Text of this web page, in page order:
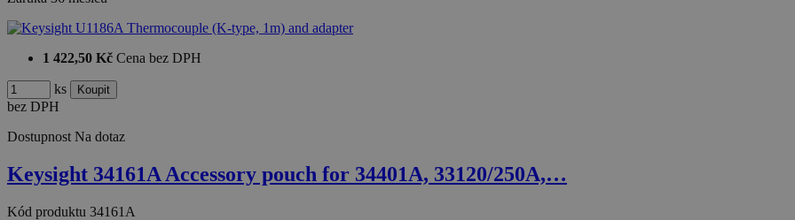
1 422,50 Kč Cena bez DPH
ks
bez DPH
Dostupnost Na dotaz
Keysight 34161A Accessory pouch for 34401A, 33120/250A,…
Kód produktu 34161A